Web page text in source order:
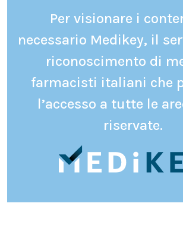
Per visionare i
necessario Medikey, il
riconoscimento di
farmacisti italiani che
l’accesso a tutte le
riservate.